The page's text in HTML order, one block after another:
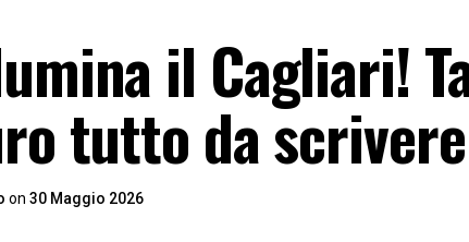
il Cagliari!
tutto da scrivere
on 30 Maggio 2026